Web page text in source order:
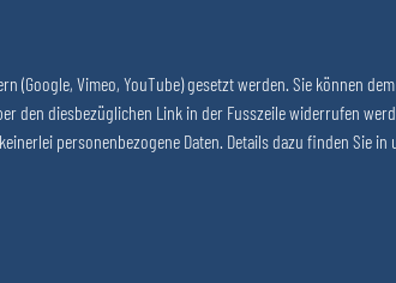
Vimeo, YouTube) gesetzt werden. Sie können
diesbezüglichen Link in der Fusszeile widerrufen
personenbezogene Daten. Details dazu finden Sie in